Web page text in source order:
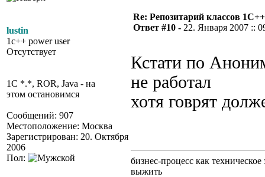
lustin
1c++ power user
Отсутствует
1C *.*, ROR, Java - на
этом остановимся
Сообщений: 907
Местоположение: Москва
Зарегистрирован: 20. Октября
2006
Пол:
Re: Репозитарий классов
Ответ #10 - 22. Января 2007 ::
Кстати по
не работал
хотя говрят
бизнес-процесс как
выжить